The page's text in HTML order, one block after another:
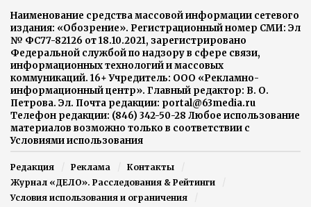
Наименование средства массовой информации сетевого
издания: «Обозрение». Регистрационный номер СМИ: Эл
№ ФС77-82126 от 18.10.2021, зарегистрировано
Федеральной службой по надзору в сфере связи,
информационных технологий и массовых
коммуникаций. 16+ Учредитель: ООО «Рекламно-
информационный центр». Главный редактор: В. О.
Петрова. Эл. Почта редакции: portal@63media.ru
Телефон редакции: (846) 342-50-28 Любое использование
материалов возможно только в соответствии с
Условиями использования
Редакция Реклама
Контакты
Журнал «ДЕЛО». Расследования & Рейтинги
Условия использования и ограничения